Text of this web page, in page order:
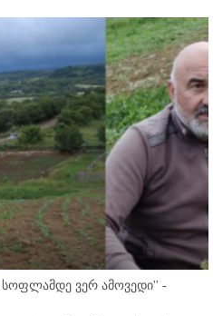
სოფლამდე ვერ ამოვედი'' -